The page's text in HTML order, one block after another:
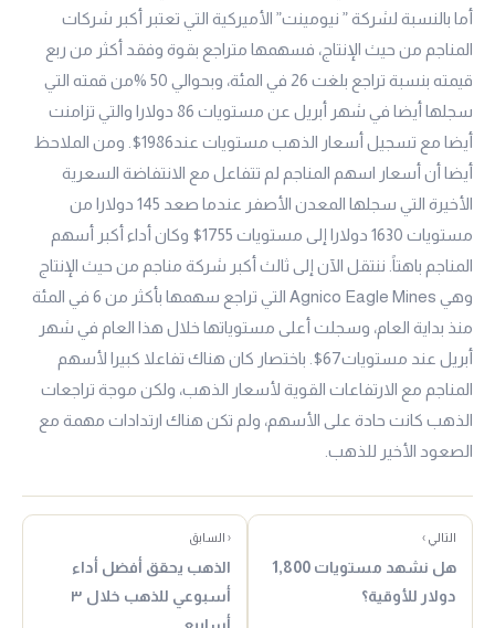
أما بالنسبة لشركة ” نيومينت” الأميركية التي تعتبر أكبر شركات
المناجم من حيث الإنتاج، فسهمها متراجع بقوة وفقد أكثر من ربع
قيمته بنسبة تراجع بلغت 26 في المئة، وبحوالي 50 %من قمته التي
سجلها أيضا في شهر أبريل عن مستويات 86 دولارا والتي تزامنت
أيضا مع تسجيل أسعار الذهب مستويات عند1986$. ومن الملاحظ
أيضا أن أسعار اسهم المناجم لم تتفاعل مع الانتفاضة السعرية
الأخيرة التي سجلها المعدن الأصفر عندما صعد 145 دولارا من
مستويات 1630 دولارا إلى مستويات 1755$ وكان أداء أكبر أسهم
المناجم باهتاً. ننتقل الآن إلى ثالث أكبر شركة مناجم من حيث الإنتاج
وهي Agnico Eagle Mines التي تراجع سهمها بأكثر من 6 في المئة
منذ بداية العام، وسجلت أعلى مستوياتها خلال هذا العام في شهر
أبريل عند مستويات67$. باختصار كان هناك تفاعلا كبيرا لأسهم
المناجم مع الارتفاعات القوية لأسعار الذهب، ولكن موجة تراجعات
الذهب كانت حادة على الأسهم، ولم تكن هناك ارتدادات مهمة مع
الصعود الأخير للذهب.
التالي ›
هل نشهد مستويات 1,800
دولار للأوقية؟
‹ السابق
الذهب يحقق أفضل أداء
أسبوعي للذهب خلال ٣